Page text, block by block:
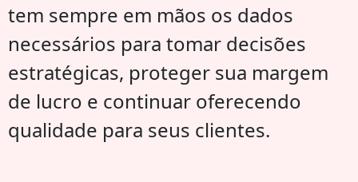
tem sempre em mãos os dados
necessários para tomar decisões
estratégicas, proteger sua margem
de lucro e continuar oferecendo
qualidade para seus clientes.